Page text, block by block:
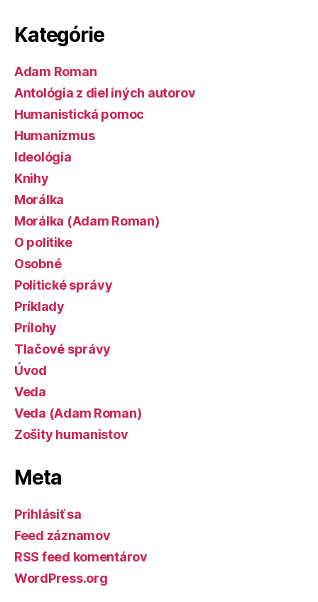
Kategórie
Adam Roman
Antológia z diel iných autorov
Humanistická pomoc
Humanizmus
Ideológia
Knihy
Morálka
Morálka (Adam Roman)
O politike
Osobné
Politické správy
Príklady
Prílohy
Tlačové správy
Úvod
Veda
Veda (Adam Roman)
Zošity humanistov
Meta
Prihlásiť sa
Feed záznamov
RSS feed komentárov
WordPress.org